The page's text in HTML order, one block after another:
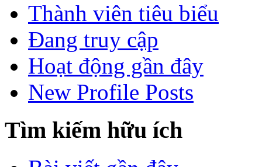
Thành viên tiêu biểu
Đang truy cập
Hoạt động gần đây
New Profile Posts
Tìm kiếm hữu ích